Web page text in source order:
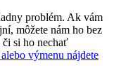
problém. Ak vám
môžete nám ho bez
si ho nechať
výmenu nájdete